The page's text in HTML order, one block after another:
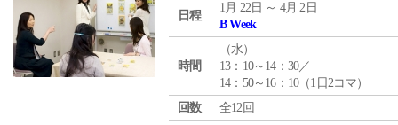
日程
1月 22日 ～ 4月 2日
B Week
時間
（水）
13：10～14：30／
14：50～16：10（1日2コマ）
回数
全12回